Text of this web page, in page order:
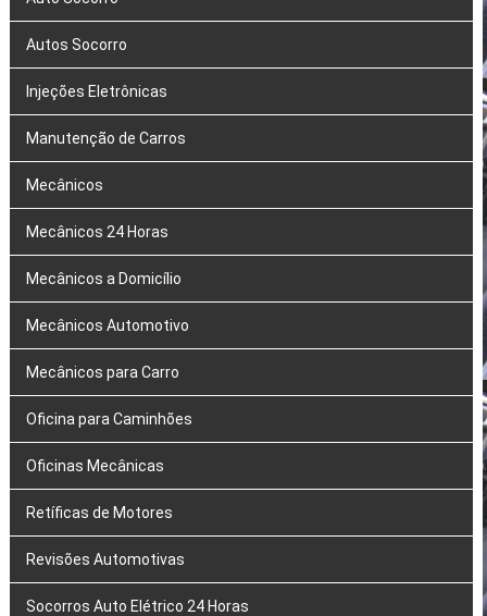
Autos Socorro
Injeções Eletrônicas
Manutenção de Carros
Mecânicos
Mecânicos 24 Horas
Mecânicos a Domicílio
Mecânicos Automotivo
Mecânicos para Carro
Oficina para Caminhões
Oficinas Mecânicas
Retíficas de Motores
Revisões Automotivas
Socorros Auto Elétrico 24 Horas